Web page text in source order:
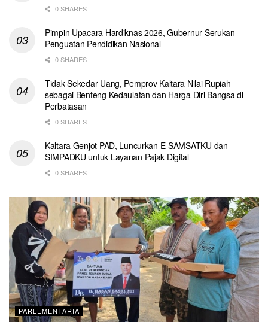
0 SHARES
Pimpin Upacara Hardiknas 2026, Gubernur Serukan
Penguatan Pendidikan Nasional
0 SHARES
Tidak Sekedar Uang, Pemprov Kaltara Nilai Rupiah
sebagai Benteng Kedaulatan dan Harga Diri Bangsa di
Perbatasan
0 SHARES
Kaltara Genjot PAD, Luncurkan E-SAMSATKU dan
SIMPADKU untuk Layanan Pajak Digital
0 SHARES
PARLEMENTARIA